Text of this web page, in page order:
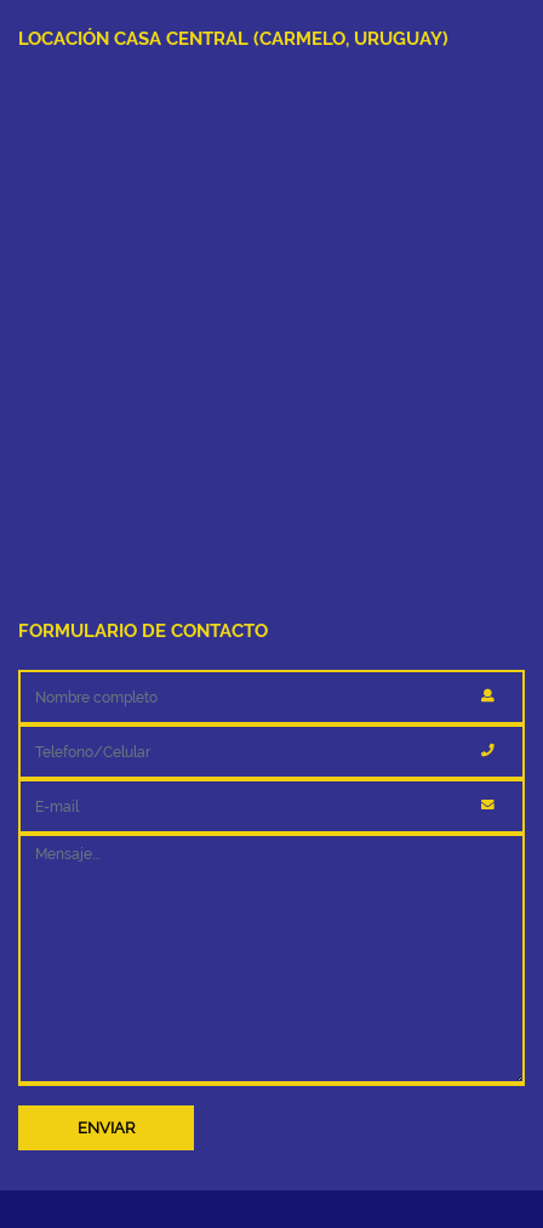
LOCACIÓN CASA CENTRAL (CARMELO, URUGUAY)
FORMULARIO DE CONTACTO
ENVIAR